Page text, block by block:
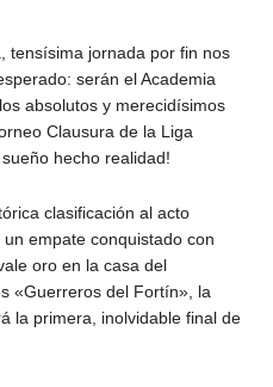
tensísima jornada por fin nos
serán el Academia
absolutos y merecidísimos
Clausura de la Liga
hecho realidad!
clasificación al acto
empate conquistado con
oro en la casa del
«Guerreros del Fortín», la
la primera, inolvidable final de